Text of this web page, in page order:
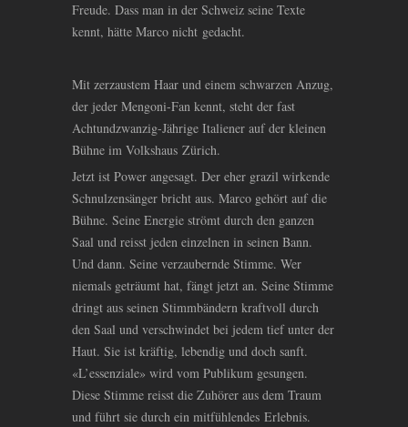
Freude. Dass man in der Schweiz seine Texte
kennt, hätte Marco nicht gedacht.
Mit zerzaustem Haar und einem schwarzen Anzug,
der jeder Mengoni-Fan kennt, steht der fast
Achtundzwanzig-Jährige Italiener auf der kleinen
Bühne im Volkshaus Zürich.
Jetzt ist Power angesagt. Der eher grazil wirkende
Schnulzensänger bricht aus. Marco gehört auf die
Bühne. Seine Energie strömt durch den ganzen
Saal und reisst jeden einzelnen in seinen Bann.
Und dann. Seine verzaubernde Stimme. Wer
niemals geträumt hat, fängt jetzt an. Seine Stimme
dringt aus seinen Stimmbändern kraftvoll durch
den Saal und verschwindet bei jedem tief unter der
Haut. Sie ist kräftig, lebendig und doch sanft.
«L’essenziale» wird vom Publikum gesungen.
Diese Stimme reisst die Zuhörer aus dem Traum
und führt sie durch ein mitfühlendes Erlebnis.